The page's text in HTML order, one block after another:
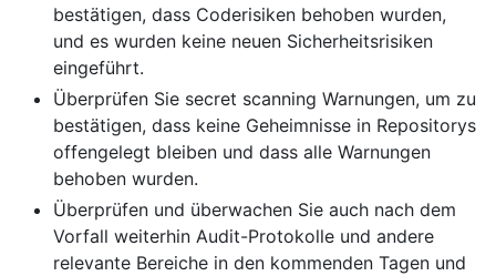
bestätigen, dass Coderisiken behoben wurden,
und es wurden keine neuen Sicherheitsrisiken
eingeführt.
Überprüfen Sie secret scanning Warnungen, um zu
bestätigen, dass keine Geheimnisse in Repositorys
offengelegt bleiben und dass alle Warnungen
behoben wurden.
Überprüfen und überwachen Sie auch nach dem
Vorfall weiterhin Audit-Protokolle und andere
relevante Bereiche in den kommenden Tagen und